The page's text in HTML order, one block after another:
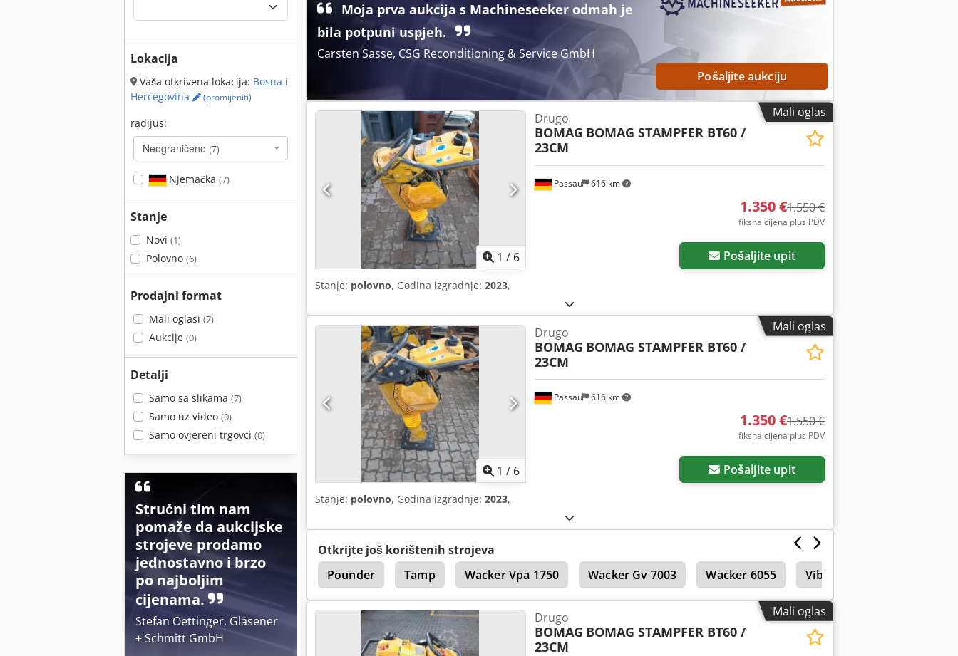
Lokacija
Vaša otkrivena lokacija: Bosna i
Hercegovina
(promijeniti)
radijus:
Neograničeno (7)
Njemačka (7)
Stanje
Novi (1)
Polovno (6)
Prodajni format
Mali oglasi (7)
Aukcije (0)
Detalji
Samo sa slikama (7)
Samo uz video (0)
Samo ovjereni trgovci (0)
Stručni tim nam
pomaže da aukcijske
strojeve prodamo
jednostavno i brzo
po najboljim
cijenama.
Stefan Oettinger, Gläsener
+ Schmitt GmbH
Moja prva aukcija s Machineseeker odmah je
bila potpuni uspjeh.
Carsten Sasse, CSG Reconditioning & Service GmbH
Pošaljite aukciju
Mali oglas
1 / 6
Passau 616 km
Drugo
BOMAG BOMAG STAMPFER BT60 /
23CM
1.350 €1.550 €
fiksna cijena plus PDV
Pošaljite upit
Stanje: polovno, Godina izgradnje: 2023,
Mali oglas
1 / 6
Passau 616 km
Drugo
BOMAG BOMAG STAMPFER BT60 /
23CM
1.350 €1.550 €
fiksna cijena plus PDV
Pošaljite upit
Stanje: polovno, Godina izgradnje: 2023,
Otkrijte još korištenih strojeva
Pounder
Tamp Wacker Vpa 1750 Wacker Gv 7003 Wacker 6055 Vibrirajuća ploča
Neuson 3003
Mali oglas
Drugo
BOMAG BOMAG STAMPFER BT60 /
23CM